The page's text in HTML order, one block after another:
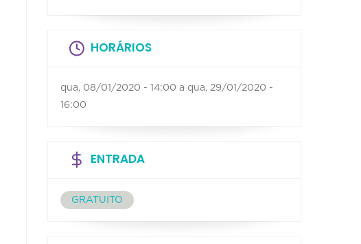
HORÁRIOS
qua, 08/01/2020 - 14:00 a qua, 29/01/2020 -
16:00
ENTRADA
GRATUITO